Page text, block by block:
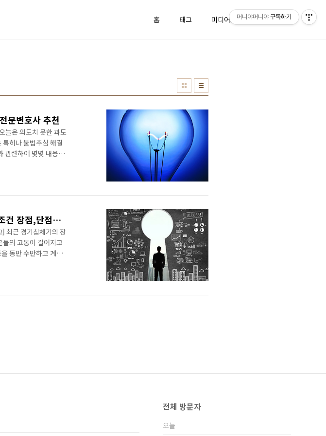
홈 태그 미디어로그 방명록
문변호사 추천
늘은 의도치 못한 과도
히나 불법추심 해결
관련하여 몇몇 내용들
민행복나눔기금을
히 맞서본다는 각오로
개인회생 인가 승인 취소되는 경우와 국민행복나눔 기금 조건 장점,단점비교
최근 경기침체기의 장
의 고통이 길어지고
동반 수반하고 계시
이 되어주고 특히나
가 감당할수 없는 지경
전체 방문자
오늘
머니야머니야 구독하기